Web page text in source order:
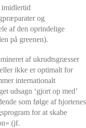
imidlertid
og
af den oprindelige
på greenen).
af ukrudtsgræsser
ikke er optimalt for
internationalt
udsagn ‘gjort op med’
som følge af hjortenes
for at skabe
(jf.